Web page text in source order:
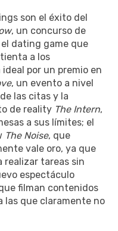
son el éxito del
, un concurso de
dating game que
a los
por un premio en
, un evento a nivel
las citas y la
de reality The Intern,
a sus límites; el
The Noise, que
vale oro, ya que
realizar tareas sin
espectáculo
filman contenidos
las que claramente no